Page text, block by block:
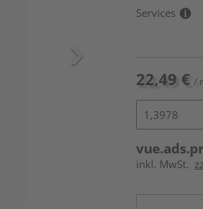
Services
22,49 € /
inkl. MwSt.